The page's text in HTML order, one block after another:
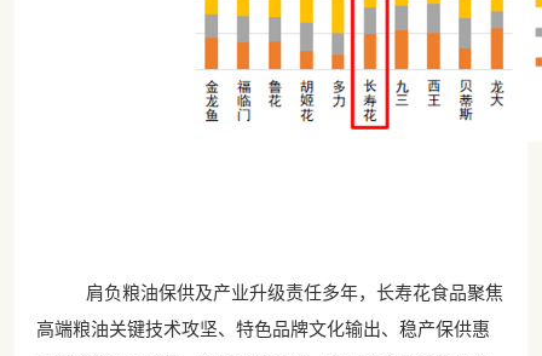
肩负粮油保供及产业升级责任多年，长寿花食品聚焦
高端粮油关键技术攻坚、特色品牌文化输出、稳产保供惠